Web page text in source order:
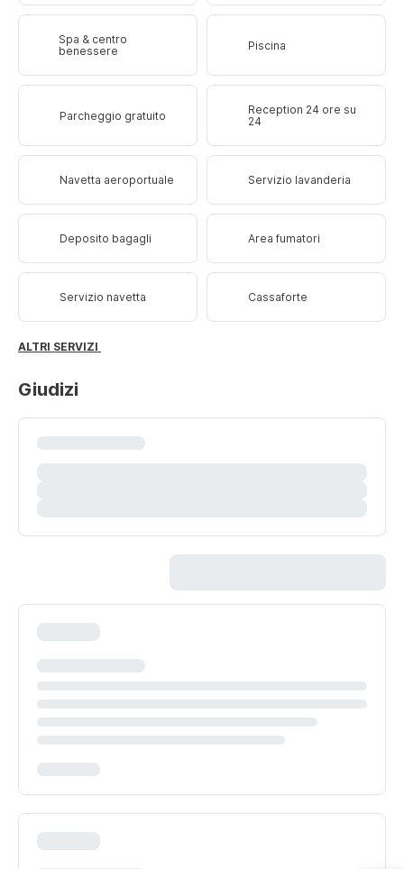
Spa & centro
benessere
Piscina
Parcheggio gratuito
Reception 24 ore su
24
Navetta aeroportuale Servizio lavanderia
Deposito bagagli Area fumatori
Servizio navetta Cassaforte
ALTRI SERVIZI
Giudizi